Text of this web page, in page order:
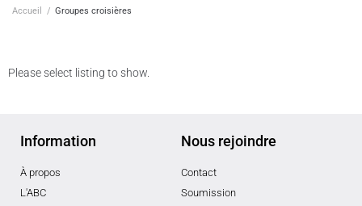
Accueil / Groupes croisières
Please select listing to show.
Information
À propos
L'ABC
Nous rejoindre
Contact
Soumission